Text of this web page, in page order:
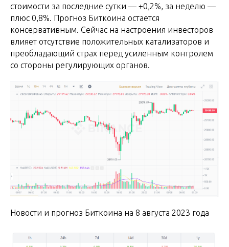
стоимости за последние сутки — +0,2%, за неделю —
плюс 0,8%. Прогноз Биткоина остается
консервативным. Сейчас на настроения инвесторов
влияет отсутствие положительных катализаторов и
преобладающий страх перед усиленным контролем
со стороны регулирующих органов.
Новости и прогноз Биткоина на 8 августа 2023 года